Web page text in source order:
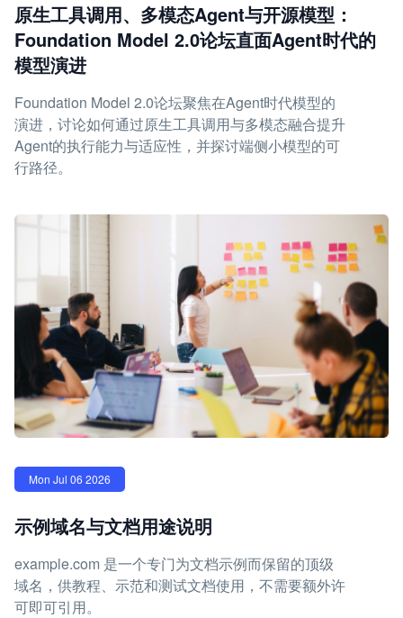
原生工具调用、多模态Agent与开源模型：
Foundation Model 2.0论坛直面Agent时代的
模型演进
Foundation Model 2.0论坛聚焦在Agent时代模型的
演进，讨论如何通过原生工具调用与多模态融合提升
Agent的执行能力与适应性，并探讨端侧小模型的可
行路径。
Mon Jul 06 2026
示例域名与文档用途说明
example.com 是一个专门为文档示例而保留的顶级
域名，供教程、示范和测试文档使用，不需要额外许
可即可引用。